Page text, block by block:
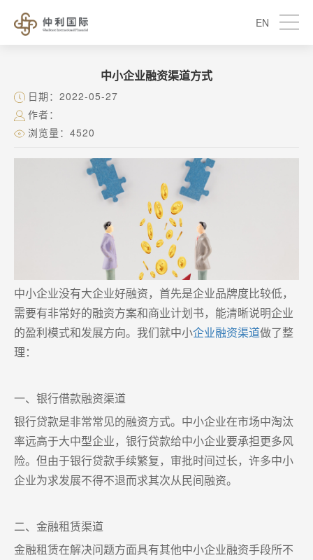
EN
中小企业融资渠道方式
日期：2022-05-27
作者：
浏览量：4520
中小企业没有大企业好融资，首先是企业品牌度比较低，
需要有非常好的融资方案和商业计划书，能清晰说明企业
的盈利模式和发展方向。我们就中小企业融资渠道做了整
理：
一、银行借款融资渠道
银行贷款是非常常见的融资方式。中小企业在市场中淘汰
率远高于大中型企业，银行贷款给中小企业要承担更多风
险。但由于银行贷款手续繁复，审批时间过长，许多中小
企业为求发展不得不退而求其次从民间融资。
二、金融租赁渠道
金融租赁在解决问题方面具有其他中小企业融资手段所不